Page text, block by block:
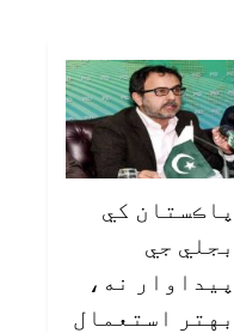
پاڪستان کي
بجلي جي
پيداوار نه،
بهتر استعمال